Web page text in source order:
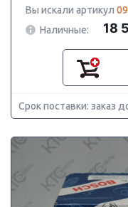
Вы искали артикул
Наличные:
18
Срок поставки: заказ